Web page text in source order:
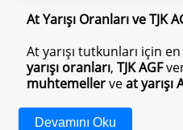
At Yarışı Oranları ve TJK
At yarışı tutkunları için
yarışı oranları, TJK AGF
muhtemellerveat yarışı
At Yarışı Oranları Nedir?
Devamını Oku